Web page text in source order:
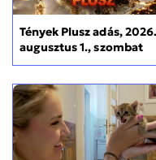
Tények Plusz adás, 2026.
augusztus 1., szombat